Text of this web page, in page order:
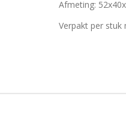
Afmeting:
Verpakt per